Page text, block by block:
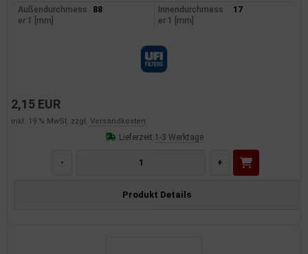
Außendurchmess
er 1 [mm]
88
Innendurchmess
er 1 [mm]
17
2,15 EUR
inkl. 19 % MwSt. zzgl. Versandkosten
Lieferzeit:1-3 Werktage
- +
Produkt Details